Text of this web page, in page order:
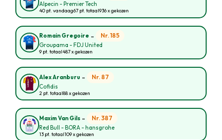
Alpecin - Premier Tech
40 pt. vandaag67 pt. totaal936 x gekozen
Romain Gregoire - Nr. 185
Groupama - FDJ United
9 pt. totaal487 x gekozen
Alex Aranburu - Nr. 87
Cofidis
2 pt. totaal88 x gekozen
Maxim Van Gils - Nr. 387
Red Bull - BORA - hansgrohe
13 pt. totaal109 x gekozen